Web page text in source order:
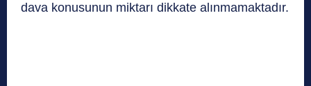
dava konusunun miktarı dikkate alınmamaktadır.